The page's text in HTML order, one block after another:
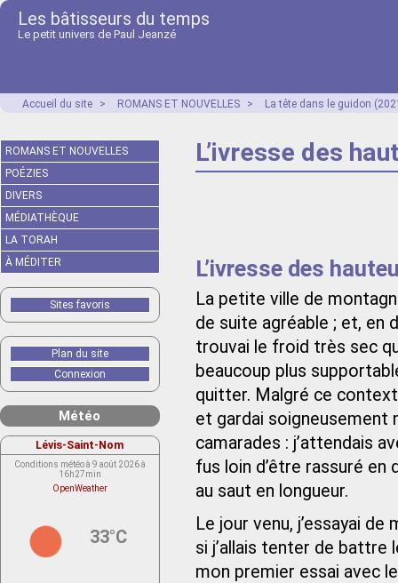
Les bâtisseurs du temps
Le petit univers de Paul Jeanzé
Accueil du site > ROMANS ET NOUVELLES > La tête dans le guidon
L’ivresse des
L’ivresse des
La petite ville de
de suite agréable ; et, en
trouvai le froid très sec
beaucoup plus
quitter. Malgré ce
et gardai soigneusement
camarades : j’attendais
fus loin d’être rassuré
au saut en longueur.
Le jour venu, j’essayai
si j’allais tenter de battre
mon premier essai avec
ROMANS ET NOUVELLES
POÉZIES
DIVERS
MÉDIATHÈQUE
LA TORAH
À MÉDITER
Sites favoris
Plan du site
Connexion
Météo
Lévis-Saint-Nom
Conditions météo à 9 août 2026 à
16h27min
OpenWeather
33°C